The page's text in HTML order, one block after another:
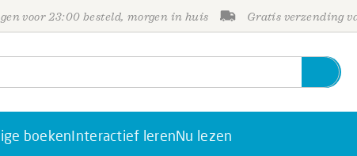
voor 23:00 besteld, morgen in huis Gratis verzending
boekenInteractief lerenNu lezen